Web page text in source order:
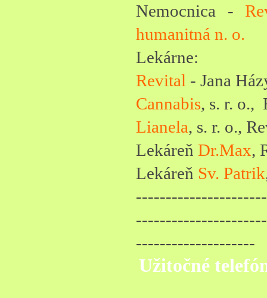
Nemocnica -
humanitná n. o.
Lekárne:
Revital - Jana
Cannabis, s. r. o.,
Lianela, s. r. o.,
Lekáreň Dr.Max,
Lekáreň Sv. Patrik
--------------------
Užitočné